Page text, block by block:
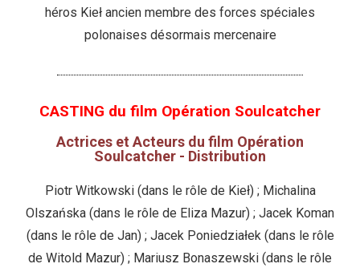
héros Kieł ancien membre des forces spéciales
polonaises désormais mercenaire
CASTING du film Opération Soulcatcher
Actrices et Acteurs du film Opération
Soulcatcher - Distribution
Piotr Witkowski (dans le rôle de Kieł) ; Michalina
Olszańska (dans le rôle de Eliza Mazur) ; Jacek Koman
(dans le rôle de Jan) ; Jacek Poniedziałek (dans le rôle
de Witold Mazur) ; Mariusz Bonaszewski (dans le rôle